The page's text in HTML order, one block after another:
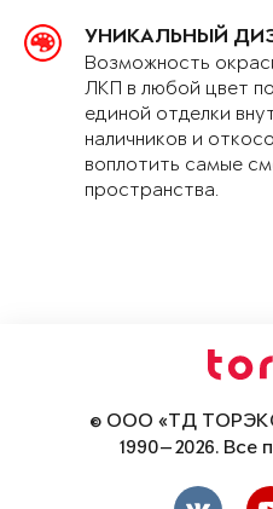
УНИКАЛЬНЫЙ
Возможность
ЛКП в любой цвет
единой отделки
наличников и
воплотить самые
пространства.
© ООО «ТД
1990—2026. Все